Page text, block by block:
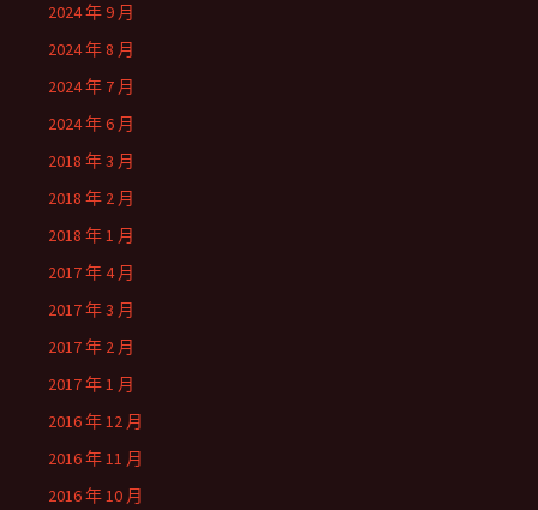
2024 年 9 月
2024 年 8 月
2024 年 7 月
2024 年 6 月
2018 年 3 月
2018 年 2 月
2018 年 1 月
2017 年 4 月
2017 年 3 月
2017 年 2 月
2017 年 1 月
2016 年 12 月
2016 年 11 月
2016 年 10 月